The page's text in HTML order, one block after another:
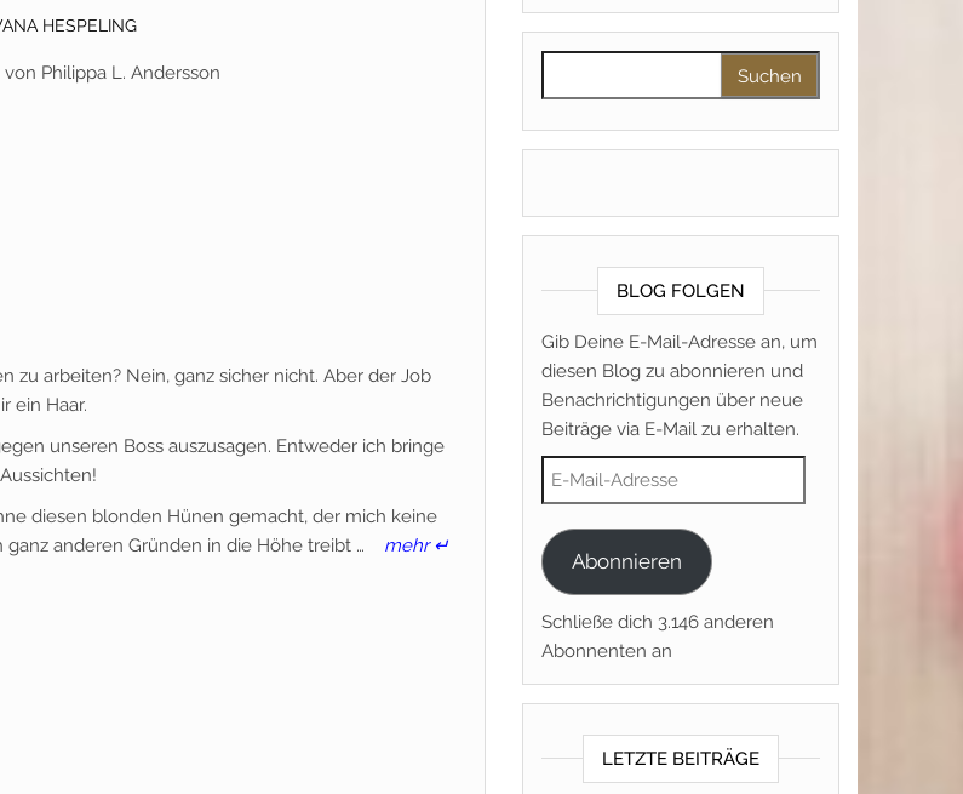
HESPELING
Philippa L. Andersson
zu arbeiten? Nein, ganz sicher nicht. Aber der Job
ein Haar.
unseren Boss auszusagen. Entweder ich bringe
diesen blonden Hünen gemacht, der mich keine
ganz anderen Gründen in die Höhe treibt … mehr ↵
BLOG FOLGEN
Gib Deine E-Mail-Adresse an, um
diesen Blog zu abonnieren und
Benachrichtigungen über neue
Beiträge via E-Mail zu erhalten.
E-Mail-Adresse
Abonnieren
Schließe dich 3.146 anderen
Abonnenten an
LETZTE BEITRÄGE